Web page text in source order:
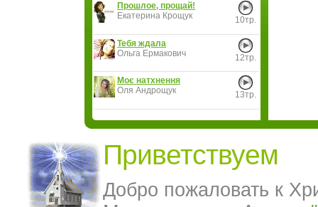
Прошлое, прощай!
Екатерина Крощук
10тр.
Тебя ждала
Ольга Ермакович
12тр.
Моє натхнення
Оля Андрощук
13тр.
Приветствуем
Добро пожаловать к